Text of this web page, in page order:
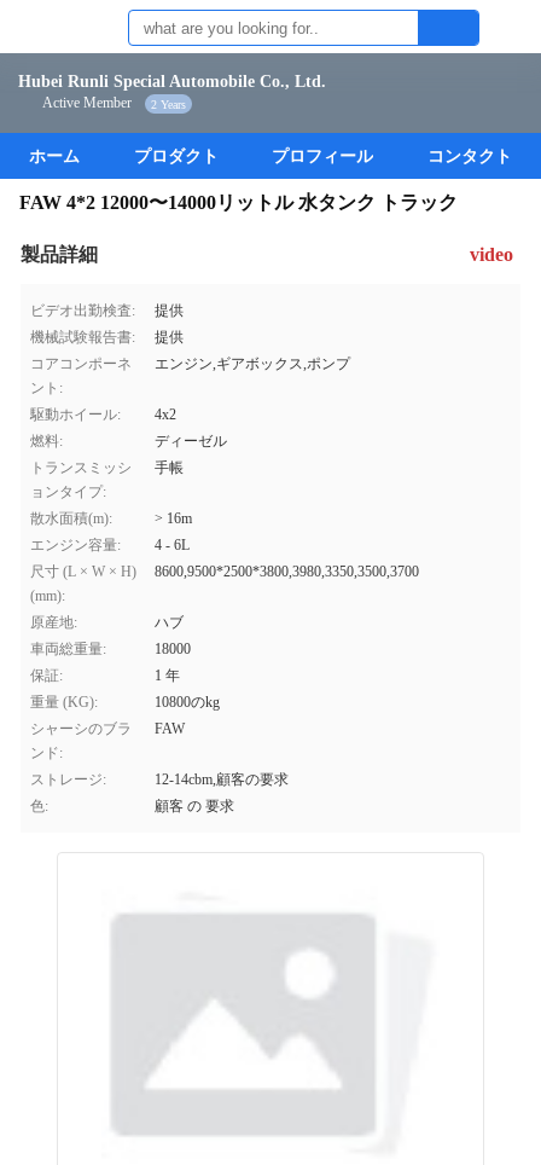
Hubei Runli Special Automobile Co., Ltd.
Active Member 2 Years
ホーム プロダクト プロフィール コンタクト
FAW 4*2 12000〜14000リットル 水タンク トラック
製品詳細 video
ビデオ出勤検査:
提供
機械試験報告書:
提供
コアコンポーネ
ント:
エンジン,ギアボックス,ポンプ
駆動ホイール:
4x2
燃料:
ディーゼル
トランスミッシ
ョンタイプ:
手帳
散水面積(m):
> 16m
エンジン容量:
4 - 6L
尺寸 (L × W × H)
(mm):
8600,9500*2500*3800,3980,3350,3500,3700
原産地:
ハブ
車両総重量:
18000
保証:
1 年
重量 (KG):
10800のkg
シャーシのブラ
ンド:
FAW
ストレージ:
12-14cbm,顧客の要求
色:
顧客 の 要求